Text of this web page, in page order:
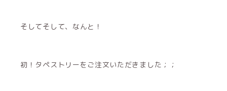
そしてそして、なんと！
初！タペストリーをご注文いただきました；；